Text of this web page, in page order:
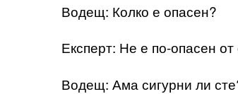
Водещ: Колко е опасен?
Експерт: Не е по-опасен от
Водещ: Ама сигурни ли